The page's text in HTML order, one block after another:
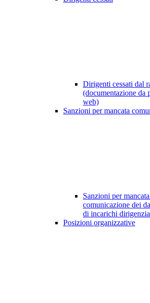
Dirigenti cessati dal
(documentazione da
web)
Sanzioni per mancata
Sanzioni per
comunicazione dei
di incarichi
Posizioni organizzative